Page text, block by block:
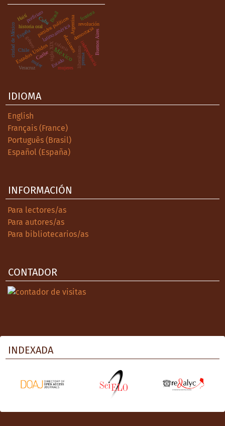
México
Estados Unidos
latinoamérica
siglo XIX
Argentina
partidos políticosdemocracia
elecciones
historia oral
independencia
liberalismo
Caribe
revolución
Estado
género colonia
España
Cuba
porfiriato
ciudad de México
prensa
Chile
mujer
Buenos Aires
Veracruz
Brasil frontera
Haití
.
mujeres
IDIOMA
English
Français (France)
Português (Brasil)
Español (España)
INFORMACIÓN
Para lectores/as
Para autores/as
Para bibliotecarios/as
CONTADOR
INDEXADA